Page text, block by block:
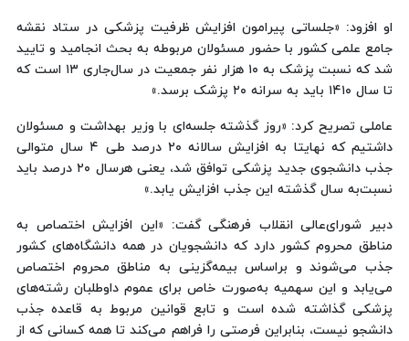
او افزود: «جلساتی پیرامون افزایش ظرفیت پزشکی در ستاد نقشه
جامع علمی کشور با حضور مسئولان مربوطه به بحث انجامید و تایید
شد که نسبت پزشک به ۱۰ هزار نفر جمعیت در سال‌جاری ۱۳ است که
تا سال ۱۴۱۰ باید به سرانه ۲۰ پزشک برسد.»
عاملی تصریح کرد: «روز گذشته جلسه‌ای با وزیر بهداشت و مسئولان
داشتیم که نهایتا به افزایش سالانه ۲۰ درصد طی ۴ سال متوالی
جذب دانشجوی جدید پزشکی توافق شد، یعنی هرسال ۲۰ درصد باید
نسبت‌به سال گذشته این جذب افزایش یابد.»
دبیر شورای‌عالی انقلاب فرهنگی گفت: «این افزایش اختصاص به
مناطق محروم کشور دارد که دانشجویان در همه دانشگاه‌های کشور
جذب می‌شوند و براساس بیمه‌گزینی به مناطق محروم اختصاص
می‌یابد و این سهمیه به‌صورت خاص برای عموم داوطلبان رشته‌های
پزشکی گذاشته شده است و تابع قوانین مربوط به قاعده جذب
دانشجو نیست، بنابراین فرصتی را فراهم می‌کند تا همه کسانی که از